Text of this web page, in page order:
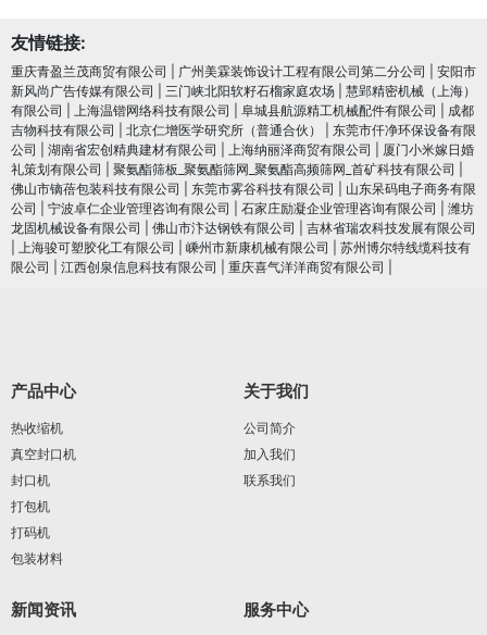
友情链接:
重庆青盈兰茂商贸有限公司 广州美霖装饰设计工程有限公司第二分公司
安阳市
新风尚广告传媒有限公司
三门峡北阳软籽石榴家庭农场
慧郢精密机械（上海）
有限公司
上海温锴网络科技有限公司 阜城县航源精工机械配件有限公司
成都
吉物科技有限公司
北京仁增医学研究所（普通合伙）
东莞市仟净环保设备有限
公司
湖南省宏创精典建材有限公司 上海纳丽泽商贸有限公司
厦门小米嫁日婚
礼策划有限公司
聚氨酯筛板_聚氨酯筛网_聚氨酯高频筛网_首矿科技有限公司
佛山市镝蓓包装科技有限公司
东莞市雾谷科技有限公司
山东呆码电子商务有限
公司
宁波卓仁企业管理咨询有限公司 石家庄励凝企业管理咨询有限公司
潍坊
龙固机械设备有限公司
佛山市汴达钢铁有限公司
吉林省瑞农科技发展有限公司
上海骏可塑胶化工有限公司 嵊州市新康机械有限公司
苏州博尔特线缆科技有
限公司
江西创泉信息科技有限公司 重庆喜气洋洋商贸有限公司
产品中心
热收缩机
真空封口机
封口机
打包机
打码机
包装材料
关于我们
公司简介
加入我们
联系我们
新闻资讯 服务中心